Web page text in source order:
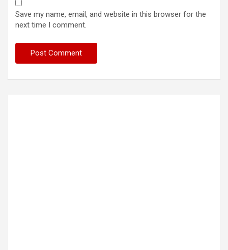
Save my name, email, and website in this browser for the
next time I comment.